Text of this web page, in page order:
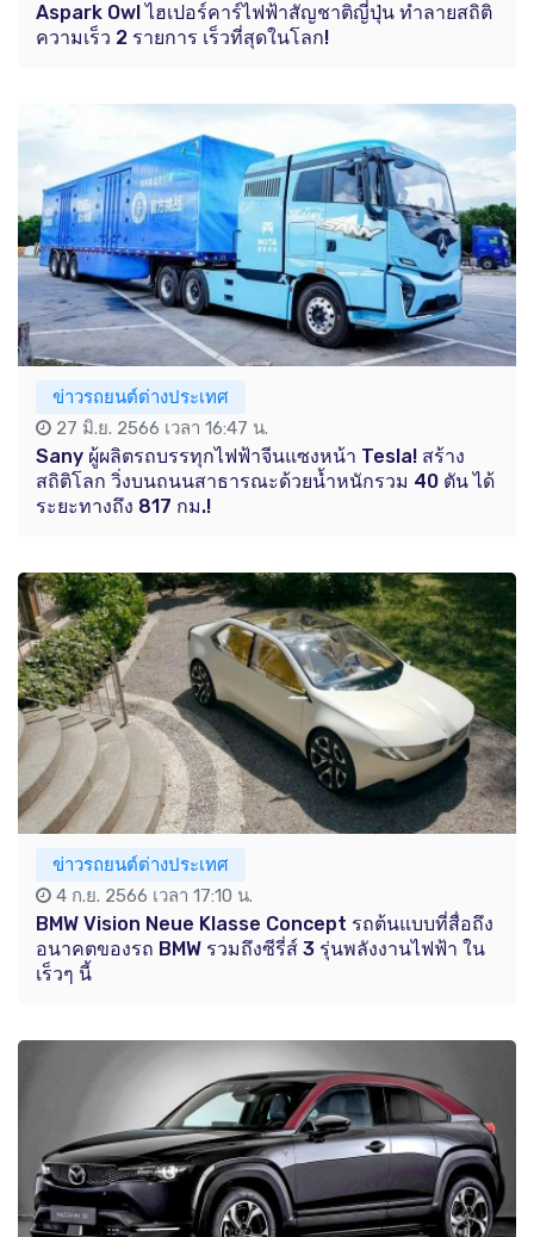
Aspark Owl ไฮเปอร์คาร์ไฟฟ้าสัญชาติญี่ปุ่น ทำลายสถิติ
ความเร็ว 2 รายการ เร็วที่สุดในโลก!
ข่าวรถยนต์ต่างประเทศ
27 มิ.ย. 2566 เวลา 16:47 น.
Sany ผู้ผลิตรถบรรทุกไฟฟ้าจีนแซงหน้า Tesla! สร้าง
สถิติโลก วิ่งบนถนนสาธารณะด้วยน้ำหนักรวม 40 ตัน ได้
ระยะทางถึง 817 กม.!
ข่าวรถยนต์ต่างประเทศ
4 ก.ย. 2566 เวลา 17:10 น.
BMW Vision Neue Klasse Concept รถต้นแบบที่สื่อถึง
อนาคตของรถ BMW รวมถึงซีรี่ส์ 3 รุ่นพลังงานไฟฟ้า ใน
เร็วๆ นี้